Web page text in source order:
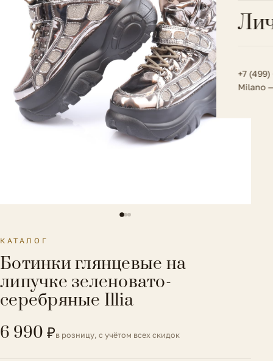
Весь
+7
Milano
КАТАЛОГ
Ботинки глянцевые на
липучке зеленовато-
серебряные Illia
6 990 ₽в розницу, с учётом всех скидок